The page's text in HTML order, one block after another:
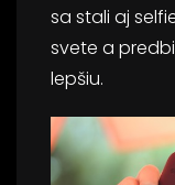
sa stali aj
svete a
lepšiu.